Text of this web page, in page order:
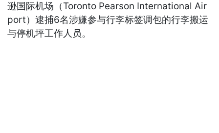
逊国际机场（Toronto Pearson International Air
port）逮捕6名涉嫌参与行李标签调包的行李搬运
与停机坪工作人员。